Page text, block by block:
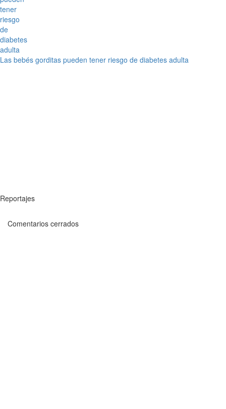
Las bebés gorditas pueden tener riesgo de diabetes adulta
Reportajes
Comentarios cerrados